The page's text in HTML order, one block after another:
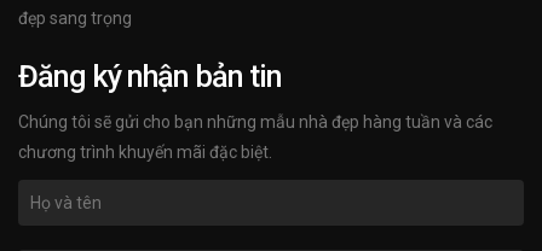
đẹp sang trọng
Đăng ký nhận bản tin
Chúng tôi sẽ gửi cho bạn những mẫu nhà đẹp hàng tuần và các
chương trình khuyến mãi đặc biệt.